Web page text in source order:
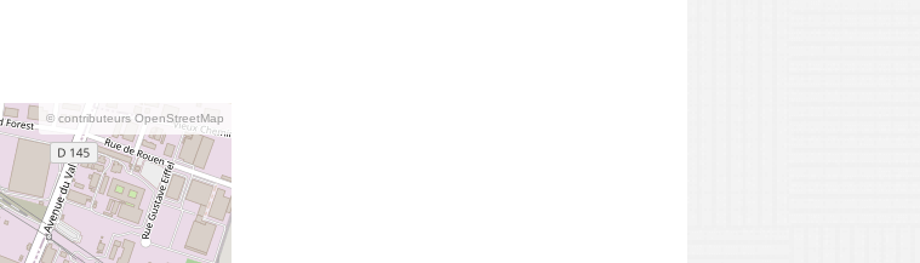
© contributeurs OpenStreetMap